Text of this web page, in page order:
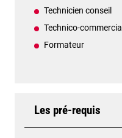
Technicien conseil
Technico-commercial
Formateur
Les pré-requis